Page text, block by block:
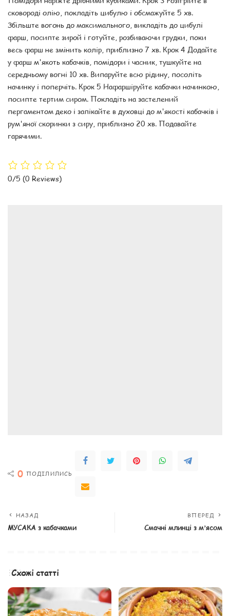
сковороді олію, покладіть цибулю і обсмажуйте 5 хв.
Збільште вогонь до максимального, викладіть до цибулі
фарш, посипте зирой і готуйте, розбиваючи грудки, поки
весь фарш не змінить колір, приблизно 7 хв. Крок 4 Додайте
у фарш м'якоть кабачків, помідори і часник, тушкуйте на
середньому вогні 10 хв. Випаруйте всю рідину, посоліть
начинку і поперчіть. Крок 5 Нафаршіруйте кабачки начинкою,
посипте тертим сиром. Покладіть на застелений
пергаментом деко і запікайте в духовці до м'якості кабачків і
рум'яної скоринки з сиру, приблизно 20 хв. Подавайте
гарячими.
0/5 (0 Reviews)
0 ПОДІЛИЛИСЬ
НАЗАД
МУСАКА з кабачками
ВПЕРЕД
Смачні млинці з мʼясом
Схожі статті